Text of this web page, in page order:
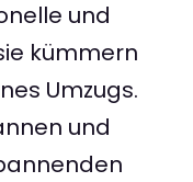
und
kümmern
Umzugs.
und